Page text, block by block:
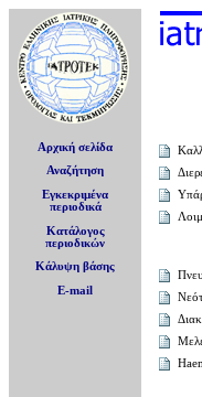
Αρχική σελίδα
Αναζήτηση
Εγκεκριμένα
περιοδικά
Κατάλογος
περιοδικών
Κάλυψη βάσης
E-mail